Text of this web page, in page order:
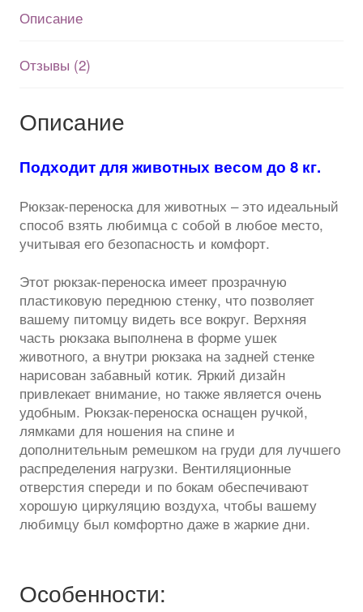
собак
прозрачной
стенкой
Описание
Отзывы (2)
Описание
Подходит для животных весом до 8 кг.
Рюкзак-переноска для животных – это идеальный
способ взять любимца с собой в любое место,
учитывая его безопасность и комфорт.
Этот рюкзак-переноска имеет прозрачную
пластиковую переднюю стенку, что позволяет
вашему питомцу видеть все вокруг. Верхняя
часть рюкзака выполнена в форме ушек
животного, а внутри рюкзака на задней стенке
нарисован забавный котик. Яркий дизайн
привлекает внимание, но также является очень
удобным. Рюкзак-переноска оснащен ручкой,
лямками для ношения на спине и
дополнительным ремешком на груди для лучшего
распределения нагрузки. Вентиляционные
отверстия спереди и по бокам обеспечивают
хорошую циркуляцию воздуха, чтобы вашему
любимцу был комфортно даже в жаркие дни.
Особенности: